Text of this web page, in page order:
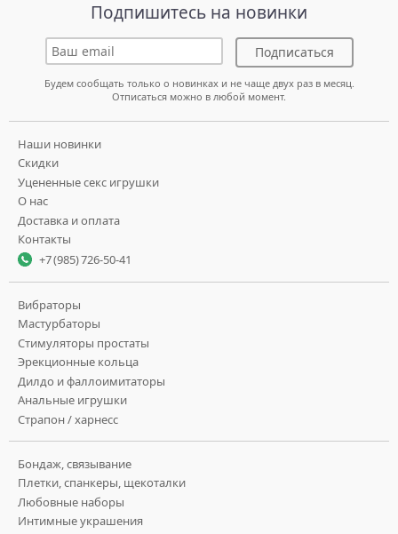
Подпишитесь на новинки
Подписаться
Будем сообщать только о новинках и не чаще двух раз в месяц.
Отписаться можно в любой момент.
Наши новинки
Скидки
Уцененные секс игрушки
О нас
Доставка и оплата
Контакты
+7 (985) 726-50-41
Вибраторы
Мастурбаторы
Стимуляторы простаты
Эрекционные кольца
Дилдо и фаллоимитаторы
Анальные игрушки
Страпон / харнесс
Бондаж, связывание
Плетки, спанкеры, щекоталки
Любовные наборы
Интимные украшения